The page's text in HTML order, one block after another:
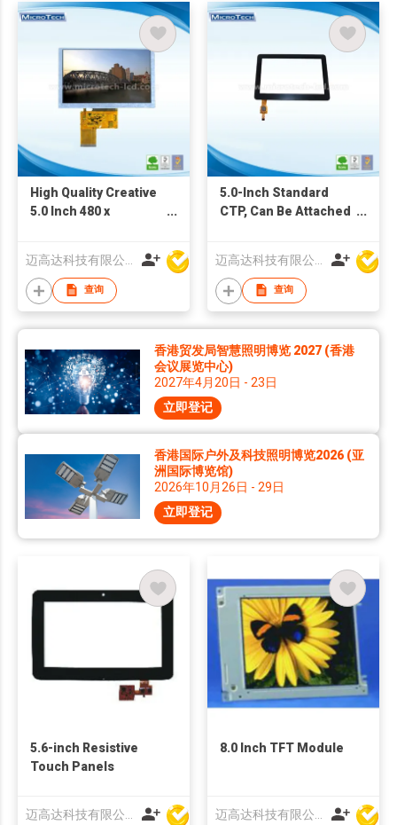
High Quality Creative
5.0 Inch 480 x
查询
5.0-Inch Standard
CTP, Can Be Attached
查询
香港贸发局智慧照明博览 2027 (香港
会议展览中心)
2027年4月20日 - 23日
立即登记
香港国际户外及科技照明博览2026 (亚
洲国际博览馆)
2026年10月26日 - 29日
立即登记
5.6-inch Resistive
Touch Panels
8.0 Inch TFT Module